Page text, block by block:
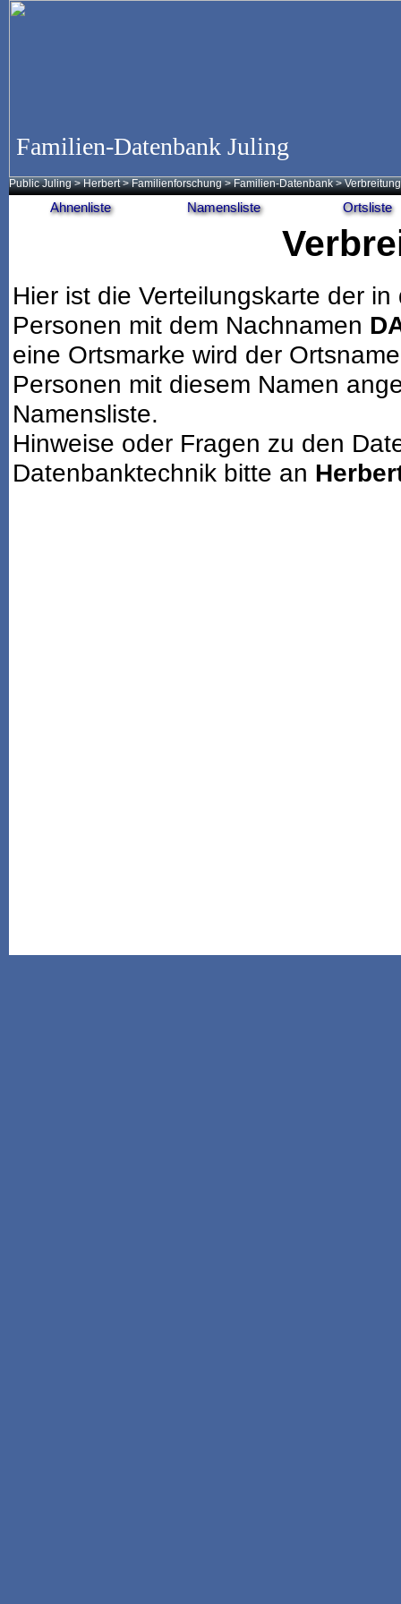
Familien-Datenbank Juling
Public Juling >Herbert >Familienforschung >Familien-Datenbank >
Ahnenliste Namensliste Ortsliste
Hier ist die Verteilungskarte der
Personen mit dem Nachnamen
eine Ortsmarke wird der
Personen mit diesem Namen
Namensliste.
Hinweise oder Fragen zu den
Datenbanktechnik bitte an